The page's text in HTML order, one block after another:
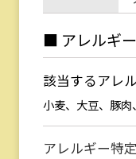
■ アレルギ
該当するアレ
小麦、大豆、豚肉
アレルギー特